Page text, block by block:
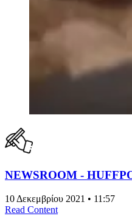
NEWSROOM -
10 Δεκεμβρίου 2021 • 11:57
Read Content